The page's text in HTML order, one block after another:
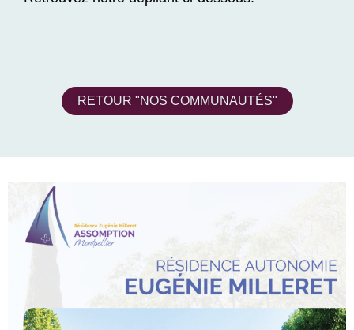
RETOUR "NOS COMMUNAUTÉS"